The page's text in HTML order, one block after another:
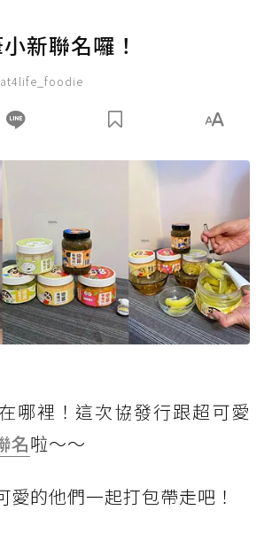
新聯名囉！
哪裡！這次協發行跟超可愛
名啦～～
愛的他們一起打包帶走吧！